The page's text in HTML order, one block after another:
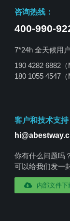
咨询热线：
400-990-
7*24h 全天候用
190 4282 6882（
180 1055 4547
客户和技术支持
你有什么问题吗？
可以给我们发一
内部文件下